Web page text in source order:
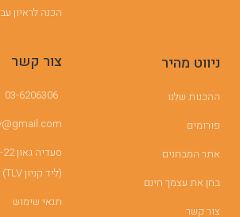
הכנה לראיון
ניווט מהיר
ההכנות שלנו
פורומים
אתר המבחנים
בחן את עצמך חינם
צור קשר
צור קשר
03-6206306
(ליד קניון TLV)
תנאי שימוש